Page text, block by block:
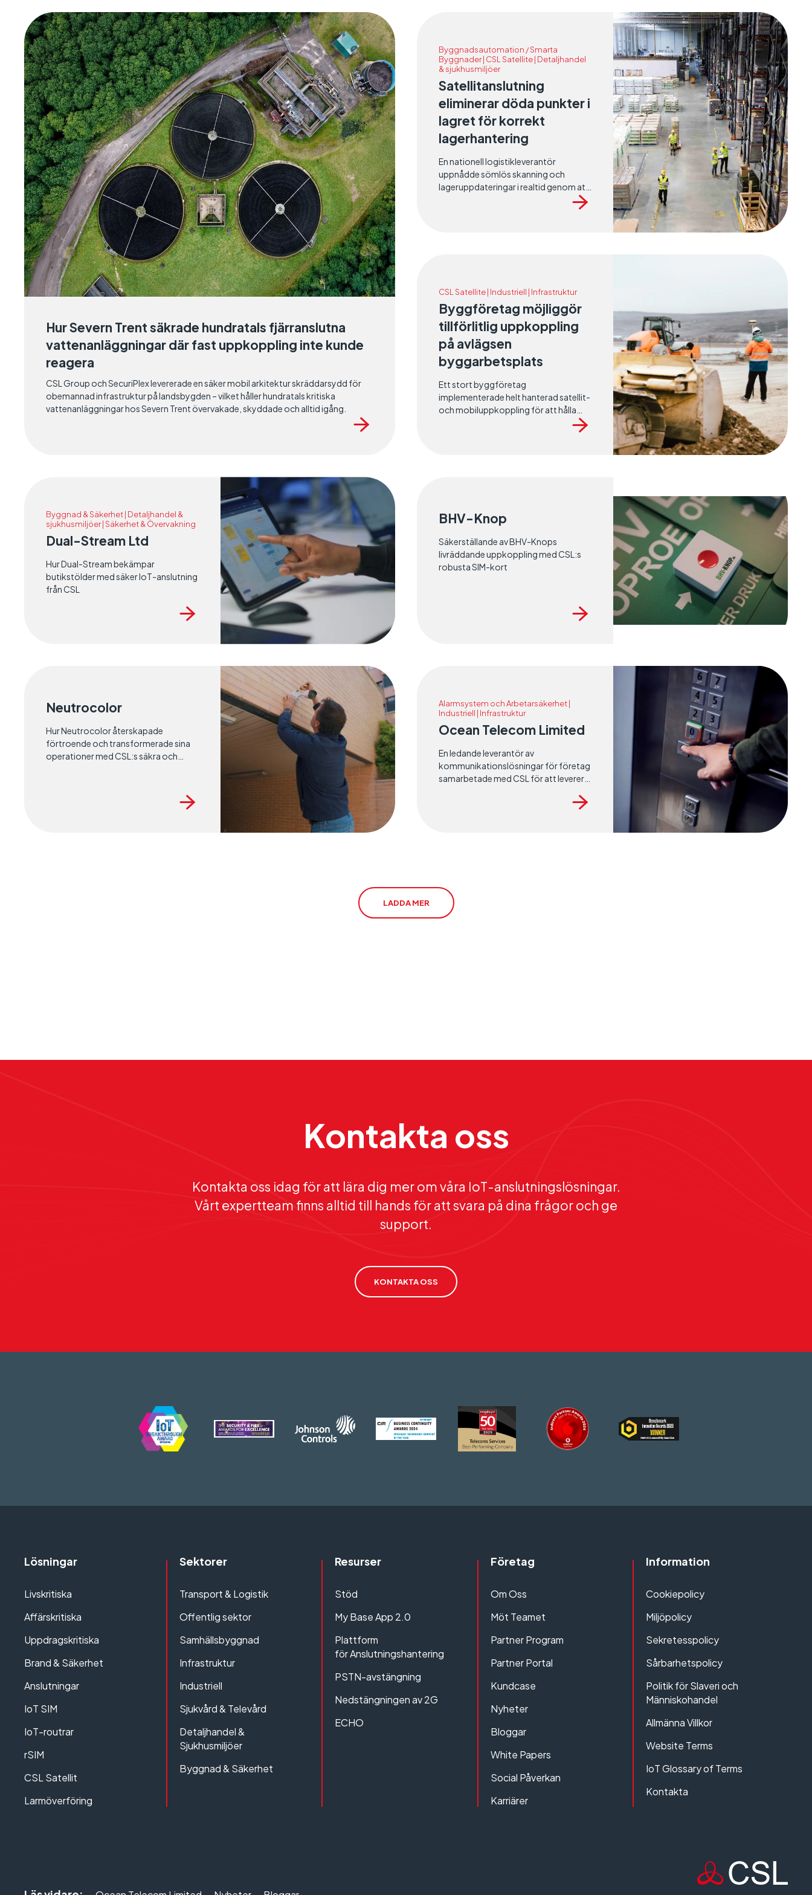
Hur Severn Trent säkrade hundratals fjärranslutna
vattenanläggningar där fast uppkoppling inte kunde
reagera
CSL Group och SecuriPlex levererade en säker mobil arkitektur skräddarsydd för
obemannad infrastruktur på landsbygden – vilket håller hundratals kritiska
vattenanläggningar hos Severn Trent övervakade, skyddade och alltid igång.
Byggnadsautomation / Smarta
Byggnader | CSL Satellite | Detaljhandel
& sjukhusmiljöer
Satellitanslutning
eliminerar döda punkter i
lagret för korrekt
lagerhantering
En nationell logistikleverantör
uppnådde sömlös skanning och
lageruppdateringar i realtid genom att
integrera satellit i sin lagerverksamhet.
CSL Satellite | Industriell | Infrastruktur
Byggföretag möjliggör
tillförlitlig uppkoppling
på avlägsen
byggarbetsplats
Ett stort byggföretag
implementerade helt hanterad satellit-
och mobiluppkoppling för att hålla
fjärrprojekt uppkopplade, säkra och
Byggnad & Säkerhet | Detaljhandel &
sjukhusmiljöer | Säkerhet & Övervakning
Dual-Stream Ltd
Hur Dual-Stream bekämpar
butikstölder med säker IoT-anslutning
från CSL
BHV-Knop
Säkerställande av BHV-Knops
livräddande uppkoppling med CSL:s
robusta SIM-kort
Neutrocolor
Hur Neutrocolor återskapade
förtroende och transformerade sina
operationer med CSL:s säkra och
Alarmsystem och Arbetarsäkerhet |
Industriell | Infrastruktur
Ocean Telecom Limited
En ledande leverantör av
kommunikationslösningar för företag
samarbetade med CSL för att leverera
LADDA MER
Kontakta oss
Kontakta oss idag för att lära dig mer om våra IoT-anslutningslösningar.
Vårt expertteam finns alltid till hands för att svara på dina frågor och ge
support.
KONTAKTA OSS
Lösningar
Livskritiska
Affärskritiska
Uppdragskritiska
Brand & Säkerhet
Anslutningar
IoT SIM
IoT-routrar
rSIM
CSL Satellit
Larmöverföring
Sektorer
Transport & Logistik
Offentlig sektor
Samhällsbyggnad
Infrastruktur
Industriell
Sjukvård & Televård
Detaljhandel &
Sjukhusmiljöer
Byggnad & Säkerhet
Resurser
Stöd
My Base App 2.0
Plattform
för Anslutningshantering
PSTN-avstängning
Nedstängningen av 2G
ECHO
Företag
Om Oss
Möt Teamet
Partner Program
Partner Portal
Kundcase
Nyheter
Bloggar
White Papers
Social Påverkan
Karriärer
Information
Cookiepolicy
Miljöpolicy
Sekretesspolicy
Sårbarhetspolicy
Politik för Slaveri och
Människohandel
Allmänna Villkor
Website Terms
IoT Glossary of Terms
Kontakta